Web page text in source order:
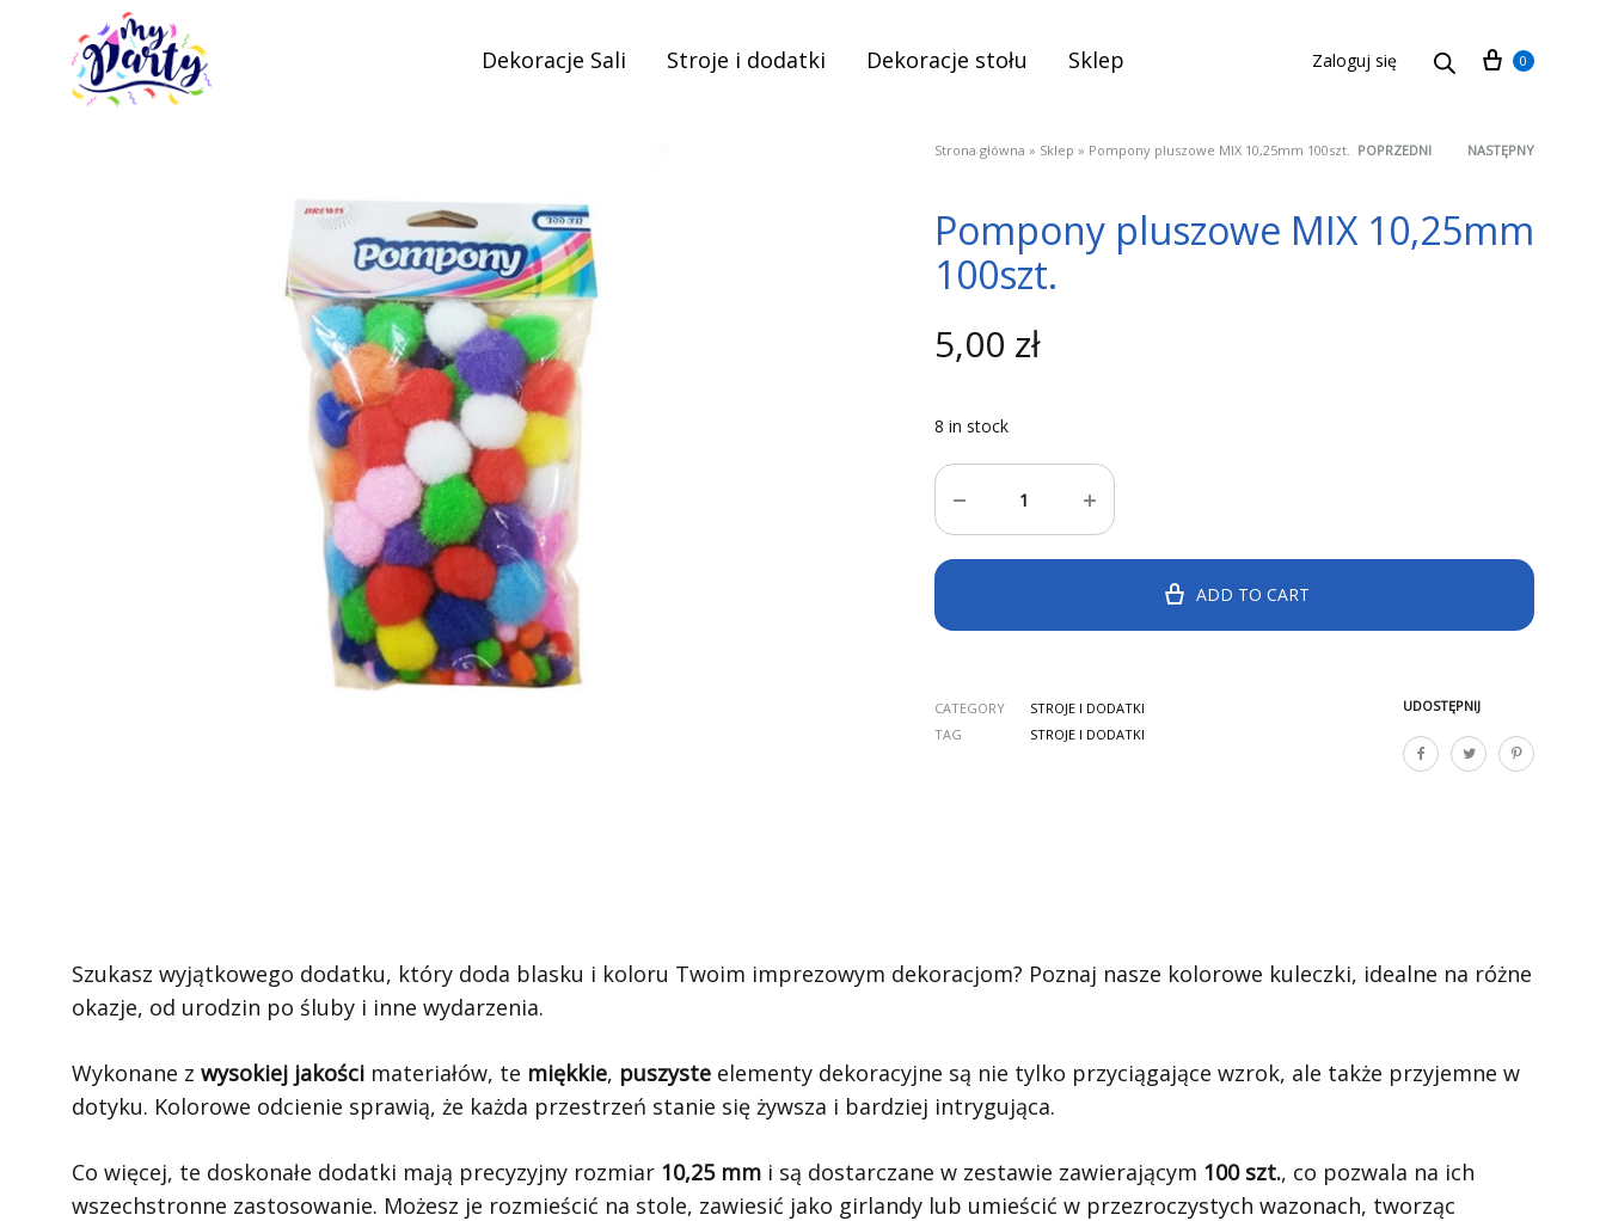
Dekoracje Sali Stroje i dodatki Dekoracje stołu Sklep Zaloguj się Cart
0
Strona główna » Sklep » Pompony pluszowe MIX 10,25mm 100szt. Product
navigation
POPRZEDNI NASTĘPNY
Pompony pluszowe MIX 10,25mm
100szt.
5,00 zł
8 in stock
Quantity
ADD TO CART
UDOSTĘPNIJ
CATEGORY
STROJE I DODATKI
TAG
STROJE I DODATKI
Szukasz wyjątkowego dodatku, który doda blasku i koloru Twoim imprezowym dekoracjom? Poznaj nasze kolorowe kuleczki, idealne na różne
okazje, od urodzin po śluby i inne wydarzenia.
Wykonane z wysokiej jakości materiałów, te miękkie, puszyste elementy dekoracyjne są nie tylko przyciągające wzrok, ale także przyjemne w
dotyku. Kolorowe odcienie sprawią, że każda przestrzeń stanie się żywsza i bardziej intrygująca.
Co więcej, te doskonałe dodatki mają precyzyjny rozmiar 10,25 mm i są dostarczane w zestawie zawierającym 100 szt., co pozwala na ich
wszechstronne zastosowanie. Możesz je rozmieścić na stole, zawiesić jako girlandy lub umieścić w przezroczystych wazonach, tworząc